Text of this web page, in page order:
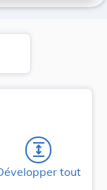
expand
tout